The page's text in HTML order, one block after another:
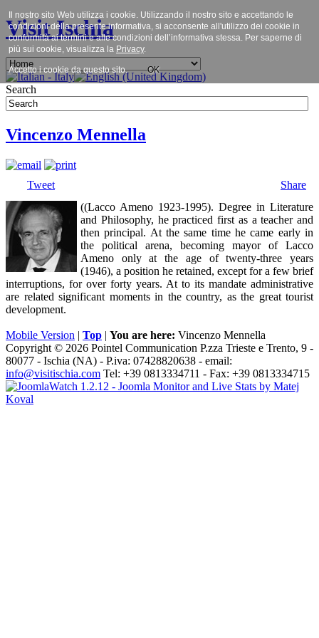
Visit Ischia
Search
Vincenzo Mennella
Tweet
Share
((Lacco Ameno 1923-1995). Degree in Literature
and Philosophy, he practiced first as a teacher and
then principal. At the same time he came early in
the political arena, becoming mayor of Lacco
Ameno only at the age of twenty-three years
(1946), a position he retained, except for a few brief
interruptions, for over forty years. At to its mandate administrative
are related significant moments in the country, as the great tourist
development.
Mobile Version | Top | You are here: Vincenzo Mennella
Copyright © 2026 Pointel Communication P.zza Trieste e Trento, 9 -
80077 - Ischia (NA) - P.iva: 07428820638 - email:
info@visitischia.com Tel: +39 0813334711 - Fax: +39 0813334715
Il nostro sito Web utilizza i cookie. Utilizzando il nostro sito e accettando le
condizioni della presente informativa, si acconsente all'utilizzo dei cookie in
conformità ai termini e alle condizioni dell’informativa stessa. Per saperne di
più sui cookie, visualizza la Privacy.
Accetto i cookie da questo sito. OK